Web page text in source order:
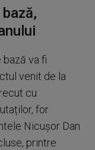
va fi
venit de la
cu
for
Nicușor Dan
printre